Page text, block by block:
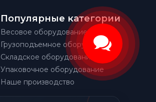
Популярные категории
Весовое оборудование
Грузоподъемное оборудование
Складское оборудование
Упаковочное оборудование
Наше производство